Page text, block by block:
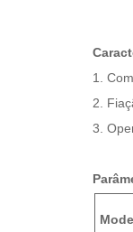
1.
2.
3.